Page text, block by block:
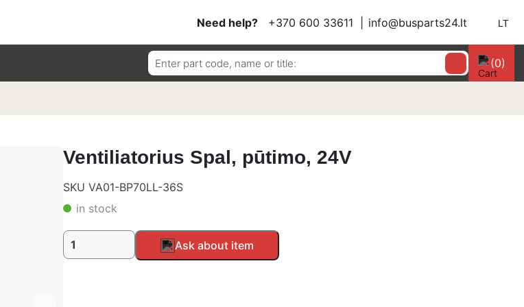
Need help? +370 600 33611 info@busparts24.lt LT
Ieškoti: (0)
Ventiliatorius Spal, pūtimo, 24V
SKU VA01-BP70LL-36S
in stock
produkto
kiekis:
Ask about item
Alternative: